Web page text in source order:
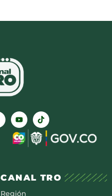
CANAL TRO
Región